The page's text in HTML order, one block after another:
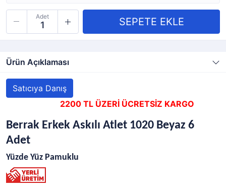
Adet
Ürün Açıklaması
Satıcıya Danış
2200 TL ÜZERİ ÜCRETSİZ KARGO
Berrak Erkek Askılı Atlet 1020 Beyaz 6
Adet
Yüzde Yüz Pamuklu